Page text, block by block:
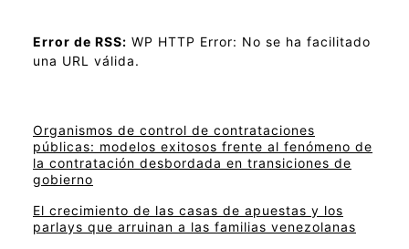
Error de RSS: WP HTTP Error: No se ha facilitado
una URL válida.
Organismos de control de contrataciones
públicas: modelos exitosos frente al fenómeno de
la contratación desbordada en transiciones de
gobierno
El crecimiento de las casas de apuestas y los
parlays que arruinan a las familias venezolanas